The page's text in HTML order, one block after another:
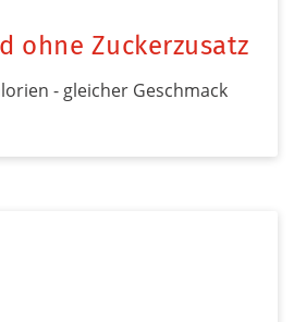
ohne Zuckerzusatz
- gleicher Geschmack